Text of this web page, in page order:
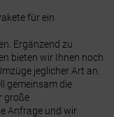
für ein
Ergänzend zu
bieten wir Ihnen noch
jeglicher Art an.
gemeinsam die
große
Anfrage und wir